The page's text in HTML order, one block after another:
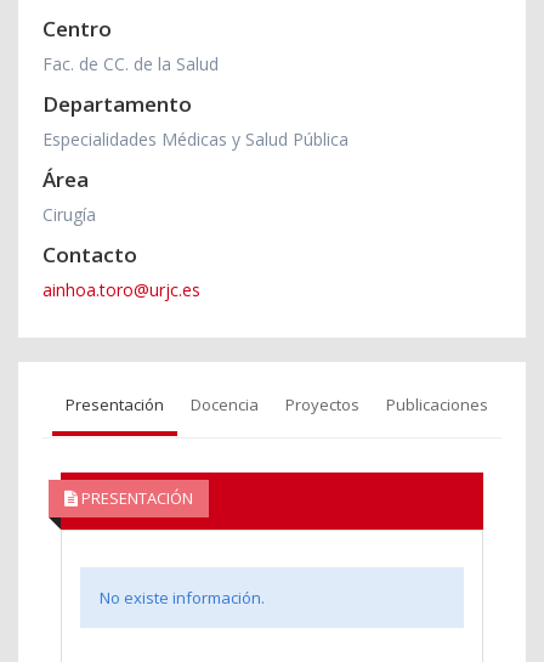
Centro
Fac. de CC. de la Salud
Departamento
Especialidades Médicas y Salud Pública
Área
Cirugía
Contacto
ainhoa.toro@urjc.es
Presentación Docencia Proyectos Publicaciones
PRESENTACIÓN
No existe información.